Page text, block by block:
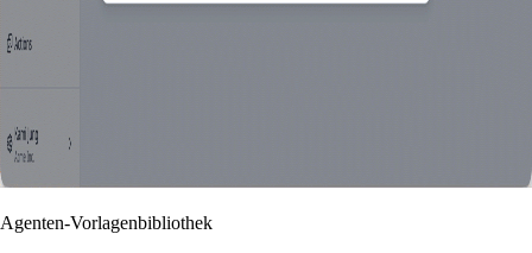
Agenten-Vorlagenbibliothek